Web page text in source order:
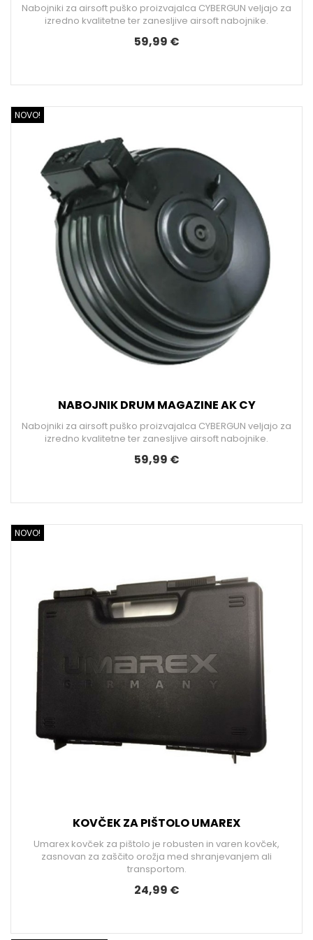
Nabojniki za airsoft puško proizvajalca CYBERGUN veljajo za
izredno kvalitetne ter zanesljive airsoft nabojnike.
59,99 €
NOVO!
NABOJNIK DRUM MAGAZINE AK CY
Nabojniki za airsoft puško proizvajalca CYBERGUN veljajo za
izredno kvalitetne ter zanesljive airsoft nabojnike.
59,99 €
NOVO!
KOVČEK ZA PIŠTOLO UMAREX
Umarex kovček za pištolo je robusten in varen kovček,
zasnovan za zaščito orožja med shranjevanjem ali
transportom.
24,99 €